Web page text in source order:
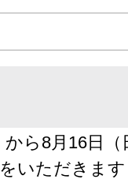
から8月16日
いただきます